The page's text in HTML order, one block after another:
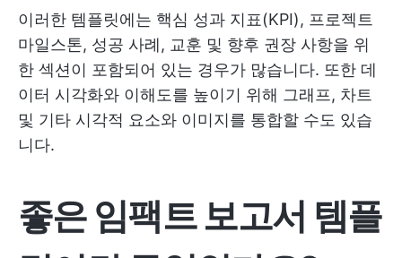
이러한 템플릿에는 핵심 성과 지표(KPI), 프로젝트
마일스톤, 성공 사례, 교훈 및 향후 권장 사항을 위
한 섹션이 포함되어 있는 경우가 많습니다. 또한 데
이터 시각화와 이해도를 높이기 위해 그래프, 차트
및 기타 시각적 요소와 이미지를 통합할 수도 있습
니다.
좋은 임팩트 보고서 템플